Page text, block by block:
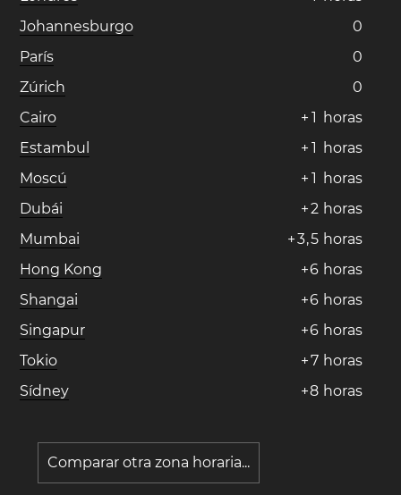
Johannesburgo
0
París
0
Zúrich
0
Cairo
+ 1 horas
Estambul
+ 1 horas
Moscú
+ 1 horas
Dubái
+2 horas
Mumbai
+3,5 horas
Hong Kong
+6 horas
Shangai
+6 horas
Singapur
+6 horas
Tokio
+7 horas
Sídney
+8 horas
Comparar otra zona horaria...